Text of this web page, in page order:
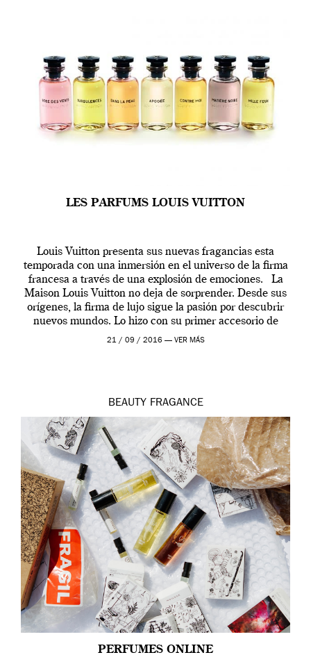
LES PARFUMS LOUIS VUITTON
Louis Vuitton presenta sus nuevas fragancias esta
temporada con una inmersión en el universo de la firma
francesa a través de una explosión de emociones. La
Maison Louis Vuitton no deja de sorprender. Desde sus
orígenes, la firma de lujo sigue la pasión por descubrir
nuevos mundos. Lo hizo con su primer accesorio de
viaje, el […]
21 / 09 / 2016 — VER MÁS
BEAUTY FRAGANCE
PERFUMES ONLINE